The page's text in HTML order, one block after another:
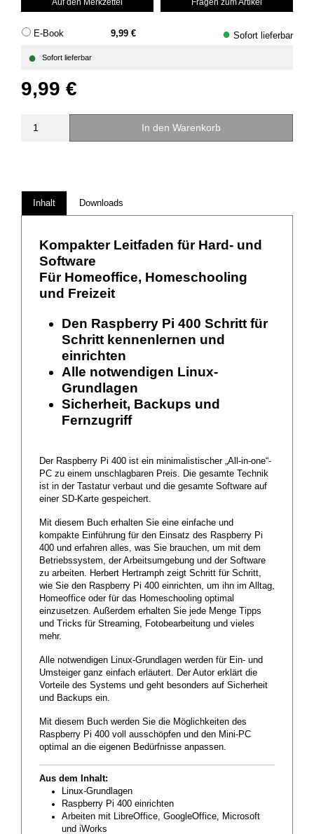
E-Book 9,99 € ● Sofort lieferbar
● Sofort lieferbar
9,99 €
In den Warenkorb
Inhalt Downloads
Kompakter Leitfaden für Hard- und
Software
Für Homeoffice, Homeschooling
und Freizeit
Den Raspberry Pi 400 Schritt für
Schritt kennenlernen und
einrichten
Alle notwendigen Linux-
Grundlagen
Sicherheit, Backups und
Fernzugriff
Der Raspberry Pi 400 ist ein minimalistischer „All-in-one“-
PC zu einem unschlagbaren Preis. Die gesamte Technik
ist in der Tastatur verbaut und die gesamte Software auf
einer SD-Karte gespeichert.
Mit diesem Buch erhalten Sie eine einfache und
kompakte Einführung für den Einsatz des Raspberry Pi
400 und erfahren alles, was Sie brauchen, um mit dem
Betriebssystem, der Arbeitsumgebung und der Software
zu arbeiten. Herbert Hertramph zeigt Schritt für Schritt,
wie Sie den Raspberry Pi 400 einrichten, um ihn im Alltag,
Homeoffice oder für das Homeschooling optimal
einzusetzen. Außerdem erhalten Sie jede Menge Tipps
und Tricks für Streaming, Fotobearbeitung und vieles
mehr.
Alle notwendigen Linux-Grundlagen werden für Ein- und
Umsteiger ganz einfach erläutert. Der Autor erklärt die
Vorteile des Systems und geht besonders auf Sicherheit
und Backups ein.
Mit diesem Buch werden Sie die Möglichkeiten des
Raspberry Pi 400 voll ausschöpfen und den Mini-PC
optimal an die eigenen Bedürfnisse anpassen.
Aus dem Inhalt:
Linux-Grundlagen
Raspberry Pi 400 einrichten
Arbeiten mit LibreOffice, GoogleOffice, Microsoft
und iWorks